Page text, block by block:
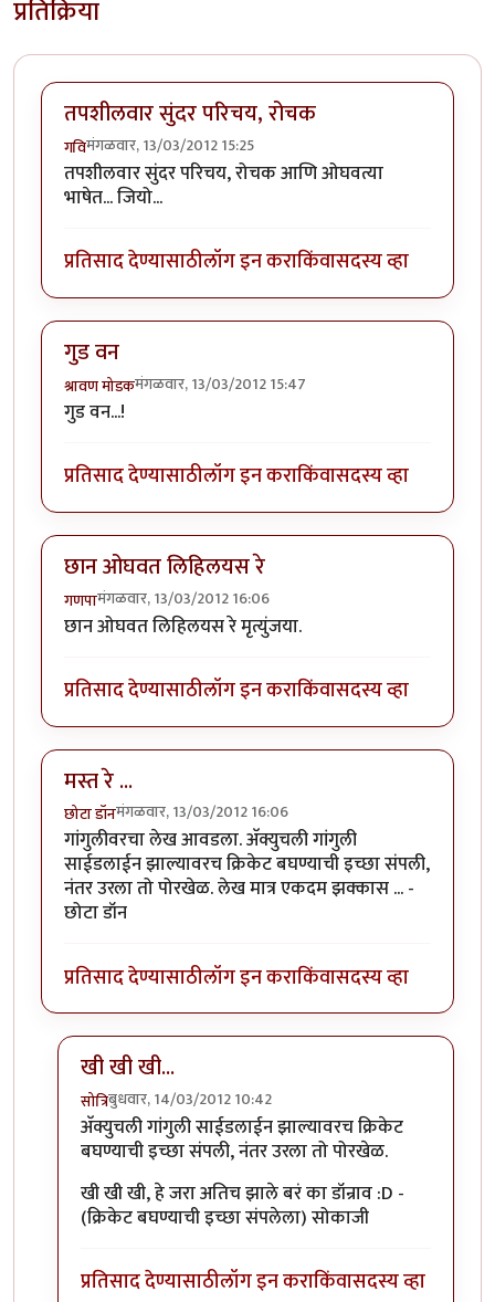
प्रतिक्रिया
तपशीलवार सुंदर परिचय, रोचक
गविमंगळवार, 13/03/2012 15:25
तपशीलवार सुंदर परिचय, रोचक आणि ओघवत्या
भाषेत... जियो...
प्रतिसाद देण्यासाठीलॉग इन कराकिंवासदस्य व्हा
गुड वन
श्रावण मोडकमंगळवार, 13/03/2012 15:47
गुड वन...!
प्रतिसाद देण्यासाठीलॉग इन कराकिंवासदस्य व्हा
छान ओघवत लिहिलयस रे
गणपामंगळवार, 13/03/2012 16:06
छान ओघवत लिहिलयस रे मृत्युंजया.
प्रतिसाद देण्यासाठीलॉग इन कराकिंवासदस्य व्हा
मस्त रे ...
छोटा डॉनमंगळवार, 13/03/2012 16:06
गांगुलीवरचा लेख आवडला. अ‍ॅक्युचली गांगुली
साईडलाईन झाल्यावरच क्रिकेट बघण्याची इच्छा संपली,
नंतर उरला तो पोरखेळ. लेख मात्र एकदम झक्कास ... -
छोटा डॉन
प्रतिसाद देण्यासाठीलॉग इन कराकिंवासदस्य व्हा
खी खी खी...
सोत्रिबुधवार, 14/03/2012 10:42
In reply toमस्त रे ...byछोटा डॉन
अ‍ॅक्युचली गांगुली साईडलाईन झाल्यावरच क्रिकेट
बघण्याची इच्छा संपली, नंतर उरला तो पोरखेळ.
खी खी खी, हे जरा अतिच झाले बरं का डॉन्राव :D -
(क्रिकेट बघण्याची इच्छा संपलेला) सोकाजी
प्रतिसाद देण्यासाठीलॉग इन कराकिंवासदस्य व्हा